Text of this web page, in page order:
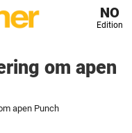
NO
Edition
om apen
apen Punch